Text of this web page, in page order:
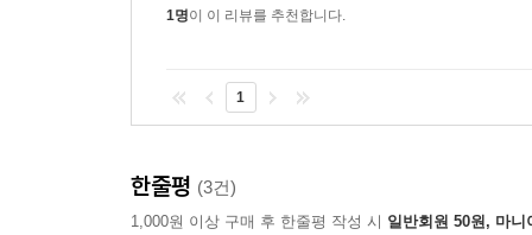
1명이 이 리뷰를 추천합니다.
1
한줄평 (3건)
1,000원 이상 구매 후 한줄평 작성 시 일반회원 50원, 마니